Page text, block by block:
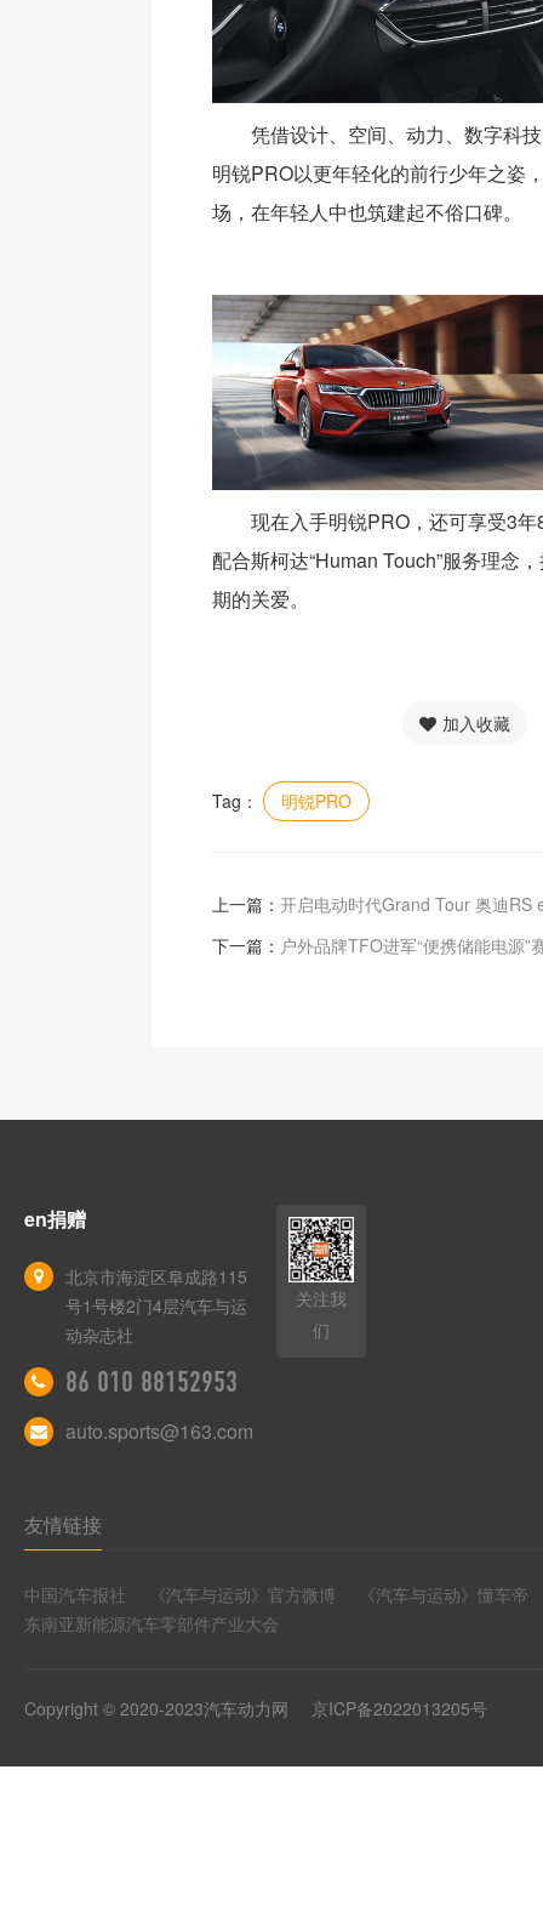
凭借设计、空间、动力、数字科
明锐PRO以更年轻化的前行少年之姿
场，在年轻人中也筑建起不俗口碑。
现在入手明锐PRO，还可享受3
配合斯柯达“Human Touch”服务理念
期的关爱。
加入收藏
Tag： 明锐PRO
上一篇： 开启电动时代Grand Tour 奥迪RS
下一篇： 户外品牌TFO进军“便携储能电源”
en捐赠
北京市海淀区阜成路115
号1号楼2门4层汽车与运
动杂志社
86 010 88152953
auto.sports@163.com
关注我
们
友情链接
中国汽车报社 《汽车与运动》官方微博
《汽车与运动》懂车帝
东南亚新能源汽车零部件产业大会
Copyright © 2020-2023汽车动力网 京ICP备2022013205号